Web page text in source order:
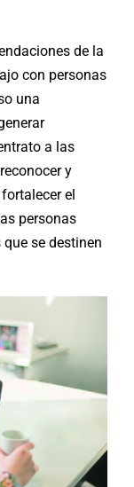
de la
con personas
una
a las
y
el
personas
se destinen